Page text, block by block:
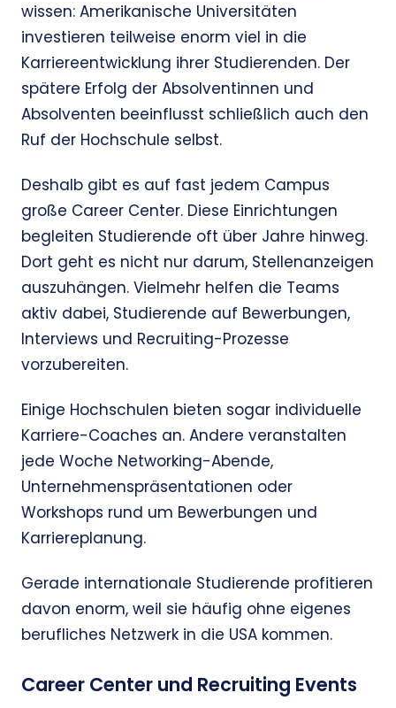
wissen: Amerikanische Universitäten
investieren teilweise enorm viel in die
Karriereentwicklung ihrer Studierenden. Der
spätere Erfolg der Absolventinnen und
Absolventen beeinflusst schließlich auch den
Ruf der Hochschule selbst.
Deshalb gibt es auf fast jedem Campus
große Career Center. Diese Einrichtungen
begleiten Studierende oft über Jahre hinweg.
Dort geht es nicht nur darum, Stellenanzeigen
auszuhängen. Vielmehr helfen die Teams
aktiv dabei, Studierende auf Bewerbungen,
Interviews und Recruiting-Prozesse
vorzubereiten.
Einige Hochschulen bieten sogar individuelle
Karriere-Coaches an. Andere veranstalten
jede Woche Networking-Abende,
Unternehmenspräsentationen oder
Workshops rund um Bewerbungen und
Karriereplanung.
Gerade internationale Studierende profitieren
davon enorm, weil sie häufig ohne eigenes
berufliches Netzwerk in die USA kommen.
Career Center und Recruiting Events